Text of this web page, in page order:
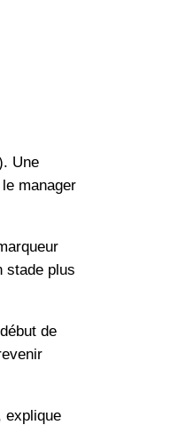
Une
manager
stade plus
de
explique